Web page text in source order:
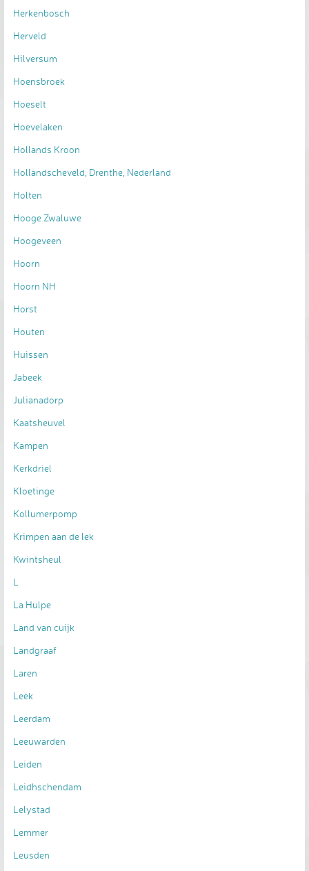
Herkenbosch
Herveld
Hilversum
Hoensbroek
Hoeselt
Hoevelaken
Hollands Kroon
Hollandscheveld, Drenthe, Nederland
Holten
Hooge Zwaluwe
Hoogeveen
Hoorn
Hoorn NH
Horst
Houten
Huissen
Jabeek
Julianadorp
Kaatsheuvel
Kampen
Kerkdriel
Kloetinge
Kollumerpomp
Krimpen aan de lek
Kwintsheul
L
La Hulpe
Land van cuijk
Landgraaf
Laren
Leek
Leerdam
Leeuwarden
Leiden
Leidhschendam
Lelystad
Lemmer
Leusden